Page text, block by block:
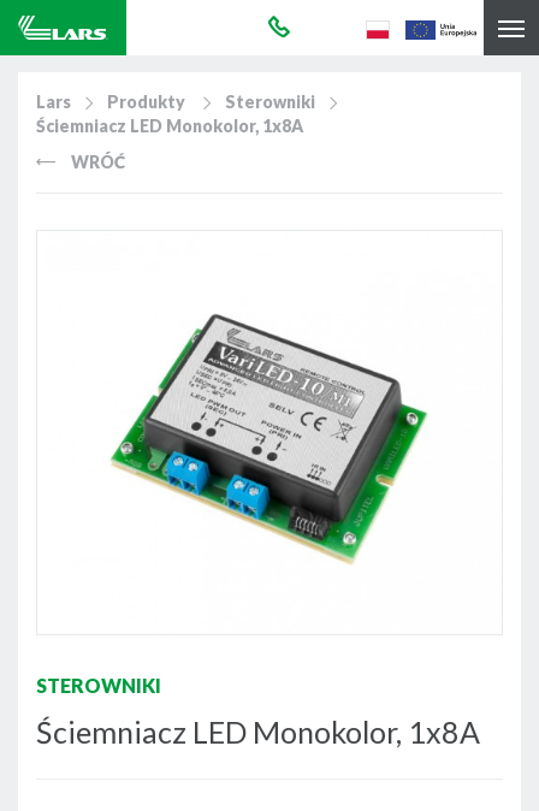
Lars Produkty
Sterowniki
Ściemniacz LED Monokolor, 1x8A
WRÓĆ
STEROWNIKI
Ściemniacz LED Monokolor, 1x8A